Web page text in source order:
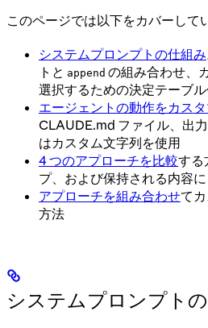
このページでは以下をカバーして
システムプロンプトの仕組み
トと append の組み合わせ、
選択するための決定テーブル
エージェントの動作をカス
CLAUDE.md ファイル、出力
はカスタム文字列を使用
4 つのアプローチを比較する
プ、および保持される内容
アプローチを組み合わせて
方法
システムプロンプト